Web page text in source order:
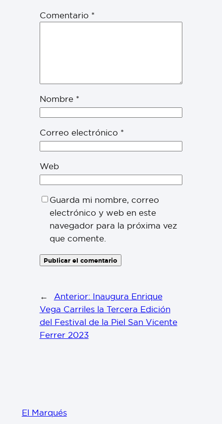
Comentario *
Nombre *
Correo electrónico *
Web
Guarda mi nombre, correo
electrónico y web en este
navegador para la próxima vez
que comente.
← Anterior: Inaugura Enrique
Vega Carriles la Tercera Edición
del Festival de la Piel San Vicente
Ferrer 2023
El Marqués